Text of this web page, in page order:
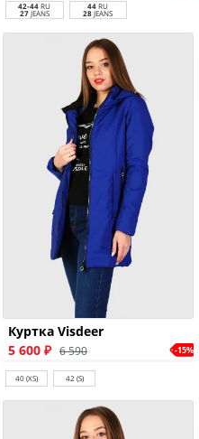
42-44RU
27JEANS
44RU
28JEANS
Куртка Visdeer
5 600 ₽ 6 590 -15%
40 (XS) 42 (S)